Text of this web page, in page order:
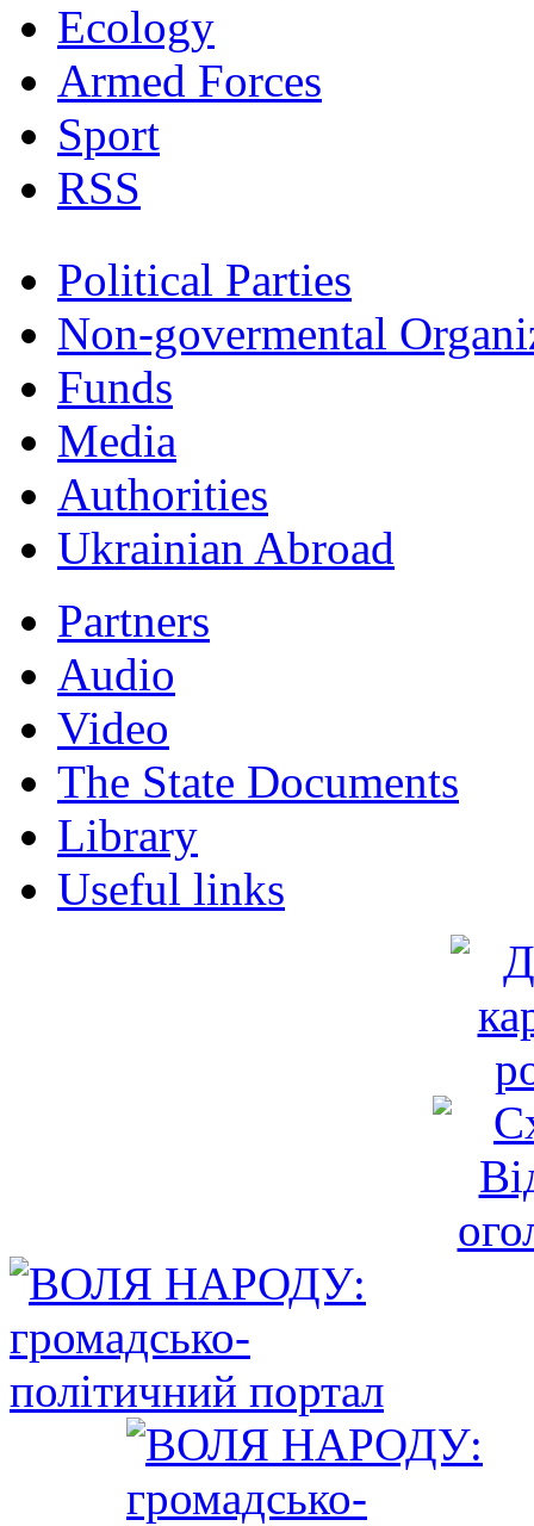
Ecology
Armed Forces
Sport
RSS
Political Parties
Non-govermental
Funds
Мedia
Authorities
Ukrainian Abroad
Partners
Audio
Video
The State Documents
Library
Useful links